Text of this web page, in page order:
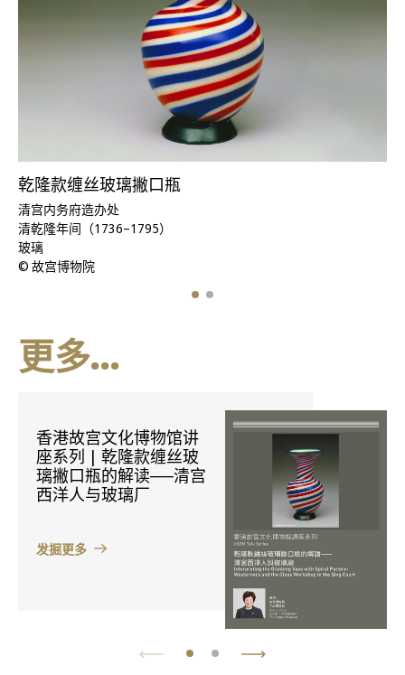
乾隆款缠丝玻璃撇口瓶
清宫内务府造办处
清乾隆年间（1736–1795）
玻璃
© 故宫博物院
更多...
香港故宫文化博物馆讲
座系列 | 乾隆款缠丝玻
璃撇口瓶的解读──清宫
西洋人与玻璃厂
发掘更多